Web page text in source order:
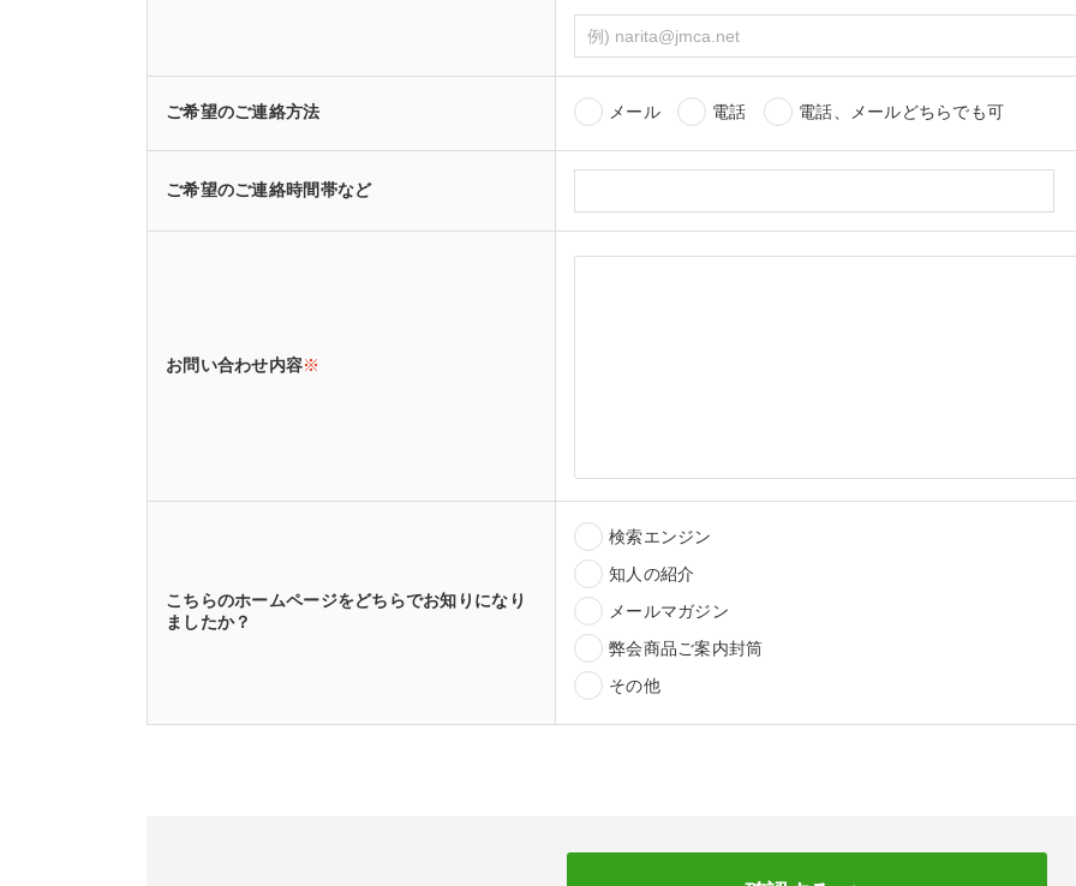
ご希望のご連絡方法 メール 電話 電話、メールどちらでも可
ご希望のご連絡時間帯など
お問い合わせ内容※
こちらのホームページをどちらでお知りになり
ましたか？
検索エンジン
知人の紹介
メールマガジン
弊会商品ご案内封筒
その他